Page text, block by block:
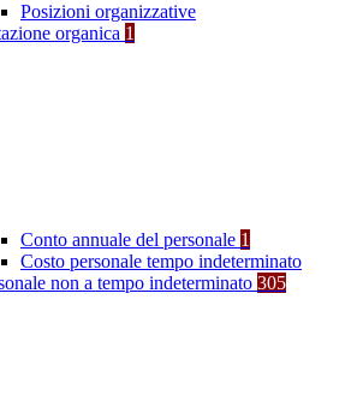
Posizioni organizzative
organica 1
Conto annuale del personale 1
Costo personale tempo indeterminato
non a tempo indeterminato 305